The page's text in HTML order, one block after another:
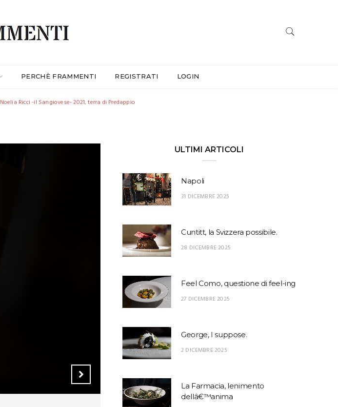
PERCHÈ FRAMMENTI REGISTRATI LOGIN
Noelia Ricci -il Sangiovese- 2021, terra di Predappio
ULTIMI ARTICOLI
Napoli
31 DICEMBRE 2025
Cuntitt, la Svizzera possibile.
28 DICEMBRE 2025
Feel Como, questione di feel-ing
27 DICEMBRE 2025
George, I suppose.
2 DICEMBRE 2025
La Farmacia, lenimento
dellâ€™anima